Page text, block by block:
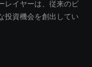
レイヤーは、従来のビ
投資機会を創出してい